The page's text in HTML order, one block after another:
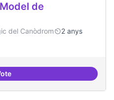
de
del Canòdrom
2 anys
Revisió interna del Model de